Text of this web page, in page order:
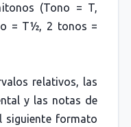
(Tono = T,
= T½, 2 tonos =
relativos, las
y las notas de
siguiente formato